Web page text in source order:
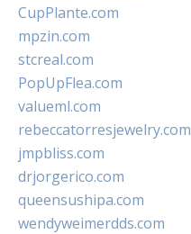
CupPlante.com
mpzin.com
stcreal.com
PopUpFlea.com
valueml.com
rebeccatorresjewelry.com
jmpbliss.com
drjorgerico.com
queensushipa.com
wendyweimerdds.com